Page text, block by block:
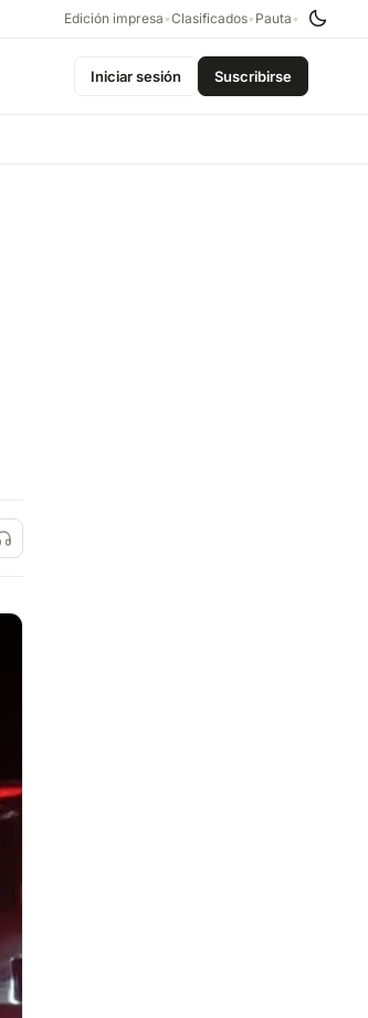
Edición impresa •Clasificados• Pauta •
Iniciar sesión Suscribirse